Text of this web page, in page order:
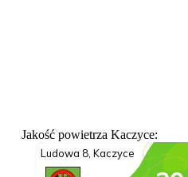
Jakość powietrza Kaczyce: